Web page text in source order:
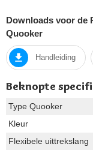
Downloads voor de
Quooker
Handleiding
Beknopte
Type Quooker
Kleur
Flexibele uittrekslang